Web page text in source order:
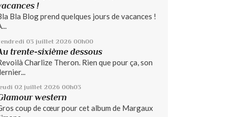
!
Bla Blog prend quelques jours de vacances !
03 juillet 2026 00h00
trente-sixième dessous
Charlize Theron. Rien que pour ça, son
02 juillet 2026 00h03
western
coup de cœur pour cet album de Margaux